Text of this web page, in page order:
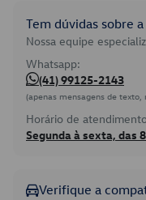
Tem dúvidas sobre
Nossa equipe
Whatsapp:
(41) 99125-2143
(apenas mensagens de
Horário de
Segunda à sexta, das
Verifique a